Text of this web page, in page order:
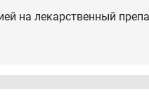
на лекарственный